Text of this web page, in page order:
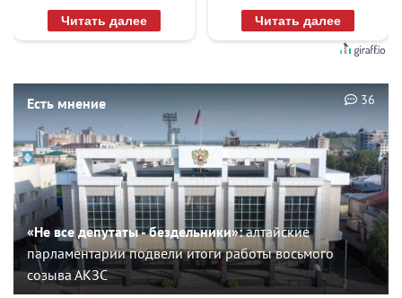
Читать далее Читать далее
Есть мнение
«Не все депутаты - бездельники»:алтайские
парламентарии подвели итоги работы восьмого
созыва АКЗС
36